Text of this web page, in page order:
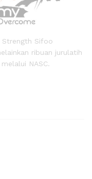
Strength Sifoo
ribuan jurulatih
NASC.